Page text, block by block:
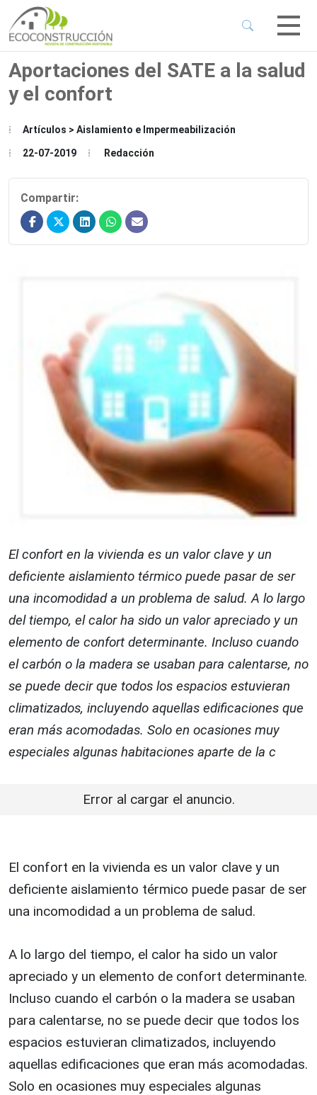
Menu
Menu
Aportaciones del SATE a la salud
y el confort
Artículos > Aislamiento e Impermeabilización
22-07-2019 Redacción
Compartir:
El confort en la vivienda es un valor clave y un
deficiente aislamiento térmico puede pasar de ser
una incomodidad a un problema de salud. A lo largo
del tiempo, el calor ha sido un valor apreciado y un
elemento de confort determinante. Incluso cuando
el carbón o la madera se usaban para calentarse, no
se puede decir que todos los espacios estuvieran
climatizados, incluyendo aquellas edificaciones que
eran más acomodadas. Solo en ocasiones muy
especiales algunas habitaciones aparte de la c
Error al cargar el anuncio.
El confort en la vivienda es un valor clave y un
deficiente aislamiento térmico puede pasar de ser
una incomodidad a un problema de salud.
A lo largo del tiempo, el calor ha sido un valor
apreciado y un elemento de confort determinante.
Incluso cuando el carbón o la madera se usaban
para calentarse, no se puede decir que todos los
espacios estuvieran climatizados, incluyendo
aquellas edificaciones que eran más acomodadas.
Solo en ocasiones muy especiales algunas